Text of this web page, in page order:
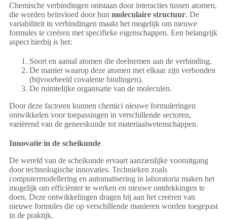
Chemische verbindingen ontstaan door interacties tussen atomen,
die worden beïnvloed door hun moleculaire structuur. De
variabiliteit in verbindingen maakt het mogelijk om nieuwe
formules te creëren met specifieke eigenschappen. Een belangrijk
aspect hierbij is het:
Soort en aantal atomen die deelnemen aan de verbinding.
De manier waarop deze atomen met elkaar zijn verbonden
(bijvoorbeeld covalente bindingen).
De ruimtelijke organisatie van de moleculen.
Door deze factoren kunnen chemici nieuwe formuleringen
ontwikkelen voor toepassingen in verschillende sectoren,
variërend van de geneeskunde tot materiaalwetenschappen.
Innovatie in de scheikunde
De wereld van de scheikunde ervaart aanzienlijke vooruitgang
door technologische innovaties. Technieken zoals
computermodellering en automatisering in laboratoria maken het
mogelijk om efficiënter te werken en nieuwe ontdekkingen te
doen. Deze ontwikkelingen dragen bij aan het creëren van
nieuwe formules die op verschillende manieren worden toegepast
in de praktijk.